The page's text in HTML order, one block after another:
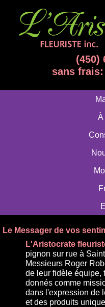
(450)
sans frais:
À
Le Messager de vos
L'Aristocrate
pignon sur rue à
Messieurs Roger
de leur fidèle équipe,
donnés comme
dans l'expression de
et des produits